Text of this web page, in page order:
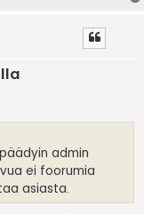
admin
ei foorumia
asiasta.